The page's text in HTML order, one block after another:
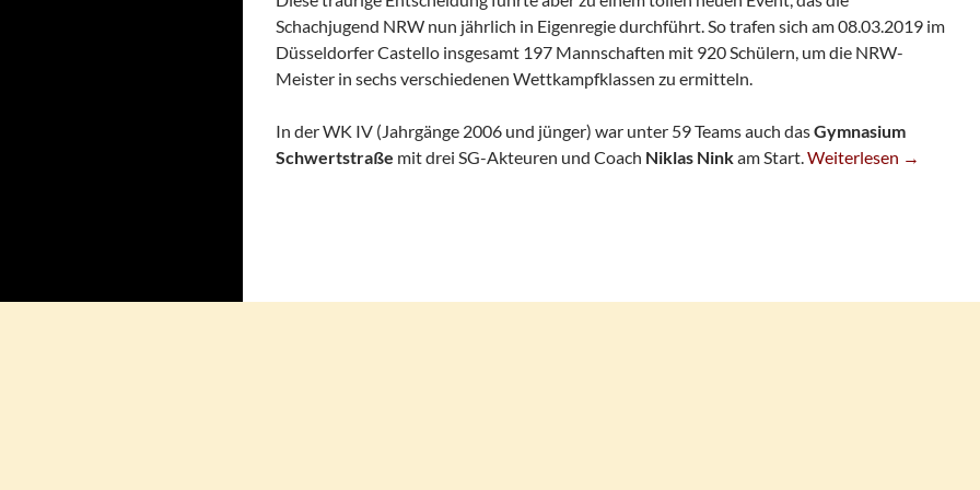
Schachjugend NRW nun jährlich in Eigenregie durchführt. So trafen sich am 08.03.2019 im
Düsseldorfer Castello insgesamt 197 Mannschaften mit 920 Schülern, um die NRW-
Meister in sechs verschiedenen Wettkampfklassen zu ermitteln.
In der WK IV (Jahrgänge 2006 und jünger) war unter 59 Teams auch dasGymnasium
Schwertstraße mit drei SG-Akteuren und Coach Niklas Ninkam Start.SG-Jugend Bei NRW-
Weiterlesen →